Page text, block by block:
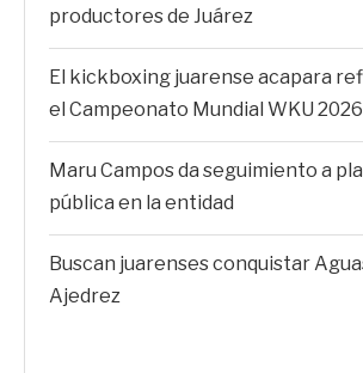
productores de Juárez
El kickboxing juarense acapara
el Campeonato Mundial WKU 2026
Maru Campos da seguimiento a
pública en la entidad
Buscan juarenses conquistar
Ajedrez